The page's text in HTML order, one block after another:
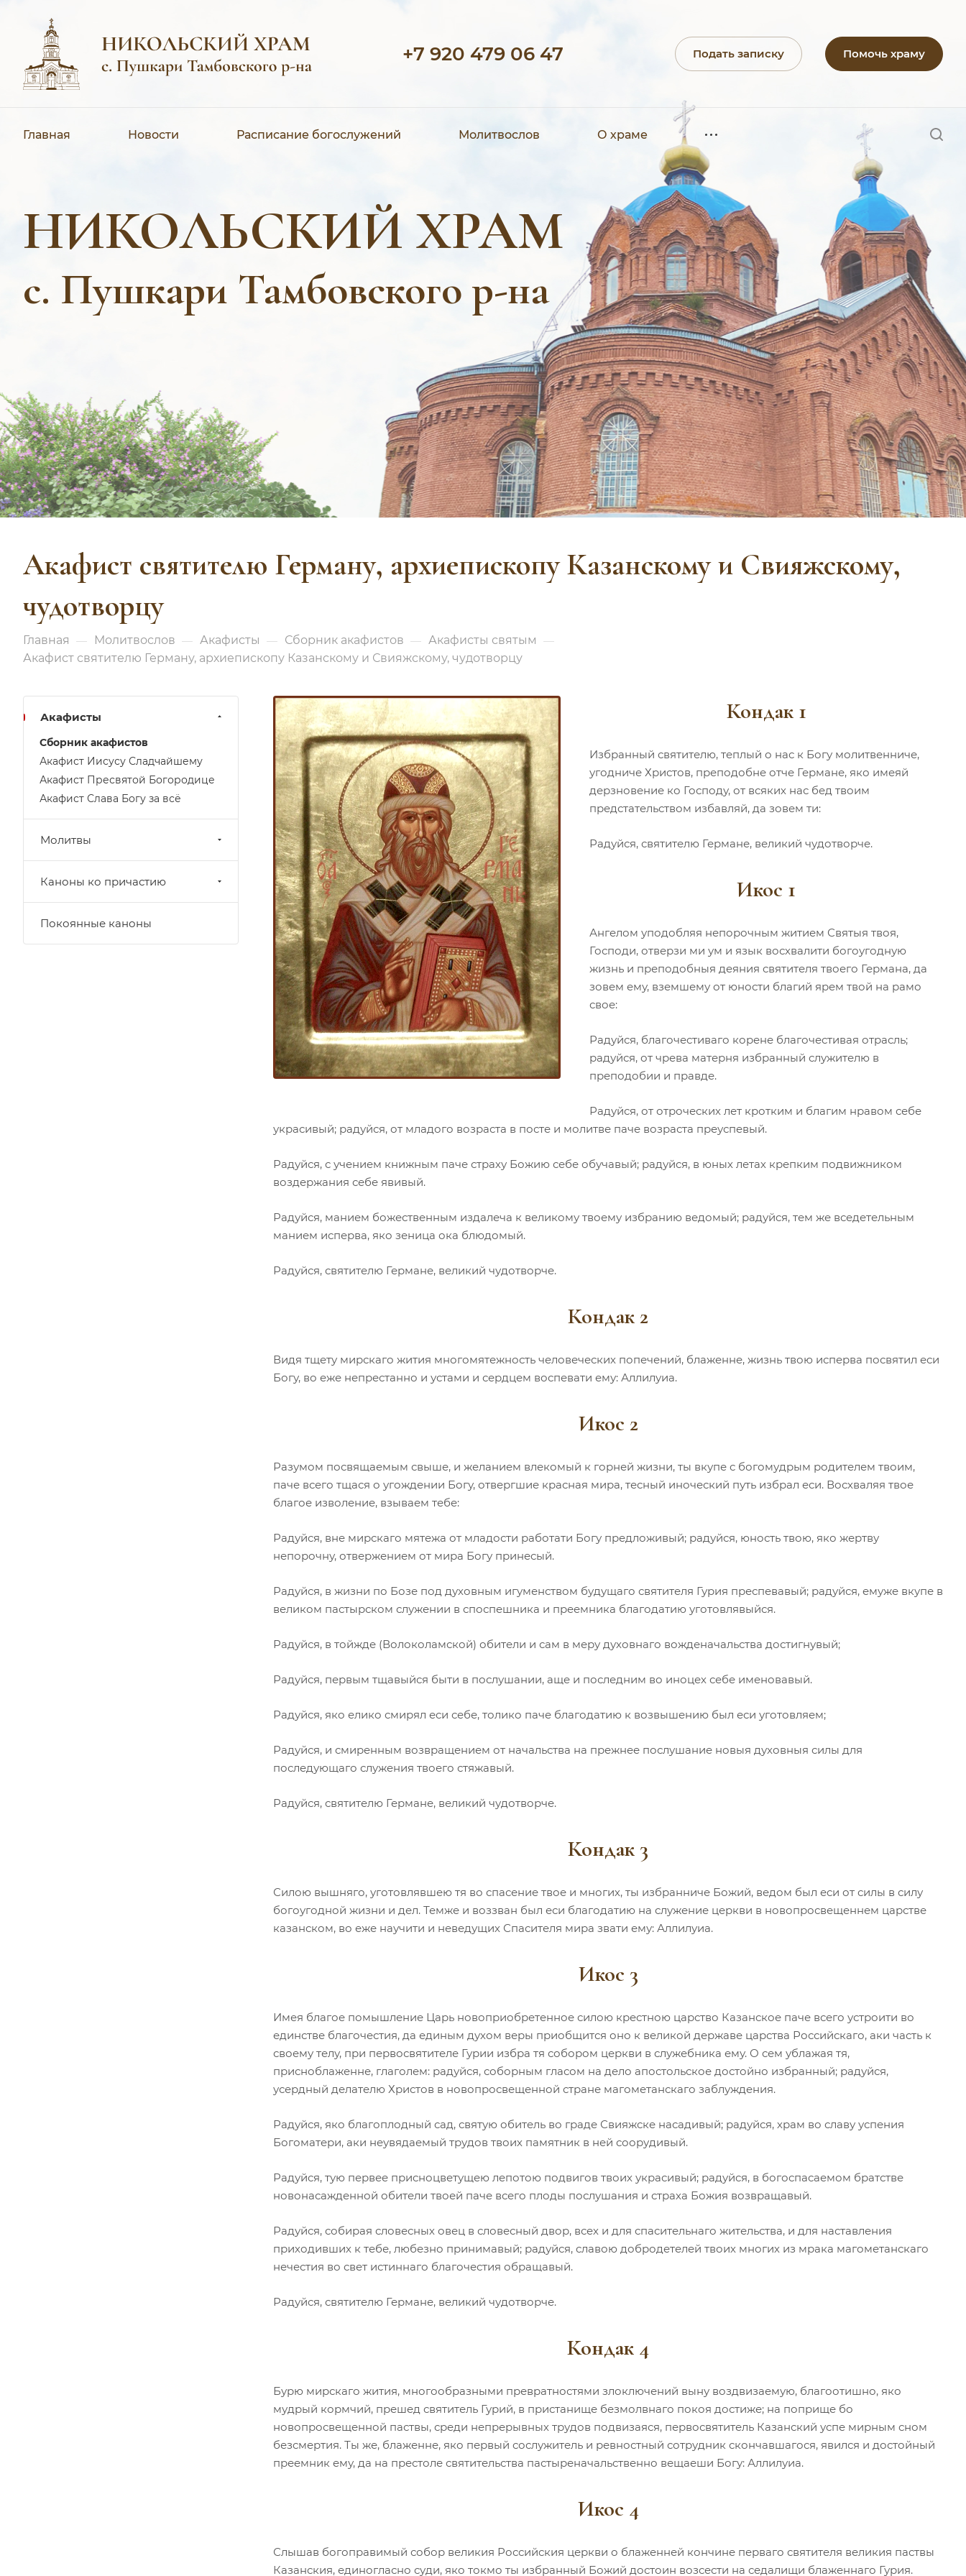
+7 920 479 06 47 Подать записку Помочь храму
Главная Новости Расписание богослужений Молитвослов О храме
НИКОЛЬСКИЙ ХРАМ
с. Пушкари Тамбовского р-на
Акафист святителю Герману, архиепископу Казанскому и Свияжскому,
чудотворцу
Главная — Молитвослов — Акафисты — Сборник акафистов — Акафисты святым —
Акафист святителю Герману, архиепископу Казанскому и Свияжскому, чудотворцу
Кондак 1
Избранный святителю, теплый о нас к Богу молитвенниче,
угодниче Христов, преподобне отче Германе, яко имеяй
дерзновение ко Господу, от всяких нас бед твоим
предстательством избавляй, да зовем ти:
Радуйся, святителю Германе, великий чудотворче.
Икос 1
Ангелом уподобляя непорочным житием Святыя твоя,
Господи, отверзи ми ум и язык восхвалити богоугодную
жизнь и преподобныя деяния святителя твоего Германа, да
зовем ему, вземшему от юности благий ярем твой на рамо
свое:
Радуйся, благочестиваго корене благочестивая отрасль;
радуйся, от чрева матерня избранный служителю в
преподобии и правде.
Радуйся, от отроческих лет кротким и благим нравом себе
украсивый; радуйся, от младого возраста в посте и молитве паче возраста преуспевый.
Радуйся, с учением книжным паче страху Божию себе обучавый; радуйся, в юных летах крепким подвижником
воздержания себе явивый.
Радуйся, манием божественным издалеча к великому твоему избранию ведомый; радуйся, тем же вседетельным
манием исперва, яко зеница ока блюдомый.
Радуйся, святителю Германе, великий чудотворче.
Кондак 2
Видя тщету мирскаго жития многомятежность человеческих попечений, блаженне, жизнь твою исперва посвятил еси
Богу, во еже непрестанно и устами и сердцем воспевати ему: Аллилуиа.
Икос 2
Разумом посвящаемым свыше, и желанием влекомый к горней жизни, ты вкупе с богомудрым родителем твоим,
паче всего тщася о угождении Богу, отвергшие красная мира, тесный иноческий путь избрал еси. Восхваляя твое
благое изволение, взываем тебе:
Радуйся, вне мирскаго мятежа от младости работати Богу предложивый; радуйся, юность твою, яко жертву
непорочну, отвержением от мира Богу принесый.
Радуйся, в жизни по Бозе под духовным игуменством будущаго святителя Гурия преспевавый; радуйся, емуже вкупе в
великом пастырском служении в споспешника и преемника благодатию уготовлявыйся.
Радуйся, в тойжде (Волоколамской) обители и сам в меру духовнаго вожденачальства достигнувый;
Радуйся, первым тщавыйся быти в послушании, аще и последним во иноцех себе именовавый.
Радуйся, яко елико смирял еси себе, толико паче благодатию к возвышению был еси уготовляем;
Радуйся, и смиренным возвращением от начальства на прежнее послушание новыя духовныя силы для
последующаго служения твоего стяжавый.
Радуйся, святителю Германе, великий чудотворче.
Кондак 3
Силою вышняго, уготовлявшею тя во спасение твое и многих, ты избранниче Божий, ведом был еси от силы в силу
богоугодной жизни и дел. Темже и воззван был еси благодатию на служение церкви в новопросвещеннем царстве
казанском, во еже научити и неведущих Спасителя мира звати ему: Аллилуиа.
Икос 3
Имея благое помышление Царь новоприобретенное силою крестною царство Казанское паче всего устроити во
единстве благочестия, да единым духом веры приобщится оно к великой державе царства Российскаго, аки часть к
своему телу, при первосвятителе Гурии избра тя собором церкви в служебника ему. О сем ублажая тя,
присноблаженне, глаголем: радуйся, соборным гласом на дело апостольское достойно избранный; радуйся,
усердный делателю Христов в новопросвещенной стране магометанскаго заблуждения.
Радуйся, яко благоплодный сад, святую обитель во граде Свияжске насадивый; радуйся, храм во славу успения
Богоматери, аки неувядаемый трудов твоих памятник в ней соорудивый.
Радуйся, тую первее присноцветущею лепотою подвигов твоих украсивый; радуйся, в богоспасаемом братстве
новонасажденной обители твоей паче всего плоды послушания и страха Божия возвращавый.
Радуйся, собирая словесных овец в словесный двор, всех и для спасительнаго жительства, и для наставления
приходивших к тебе, любезно принимавый; радуйся, славою добродетелей твоих многих из мрака магометанскаго
нечестия во свет истиннаго благочестия обращавый.
Радуйся, святителю Германе, великий чудотворче.
Кондак 4
Бурю мирскаго жития, многообразными превратностями злоключений выну воздвизаемую, благоотишно, яко
мудрый кормчий, прешед святитель Гурий, в пристанище безмолвнаго покоя достиже; на поприще бо
новопросвещенной паствы, среди непрерывных трудов подвизаяся, первосвятитель Казанский успе мирным сном
безсмертия. Ты же, блаженне, яко первый сослужитель и ревностный сотрудник скончавшагося, явился и достойный
преемник ему, да на престоле святительства пастыреначальственно вещаеши Богу: Аллилуиа.
Икос 4
Слышав богоправимый собор великия Российския церкви о блаженней кончине перваго святителя великия паствы
Казанския, единогласно суди, яко токмо ты избранный Божий достоин возсести на седалищи блаженнаго Гурия.
Акафисты
Сборник акафистов
Акафист Иисусу Сладчайшему
Акафист Пресвятой Богородице
Акафист Слава Богу за всё
Молитвы
Каноны ко причастию
Покоянные каноны